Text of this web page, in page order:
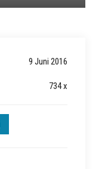
9 Juni 2016
734 x